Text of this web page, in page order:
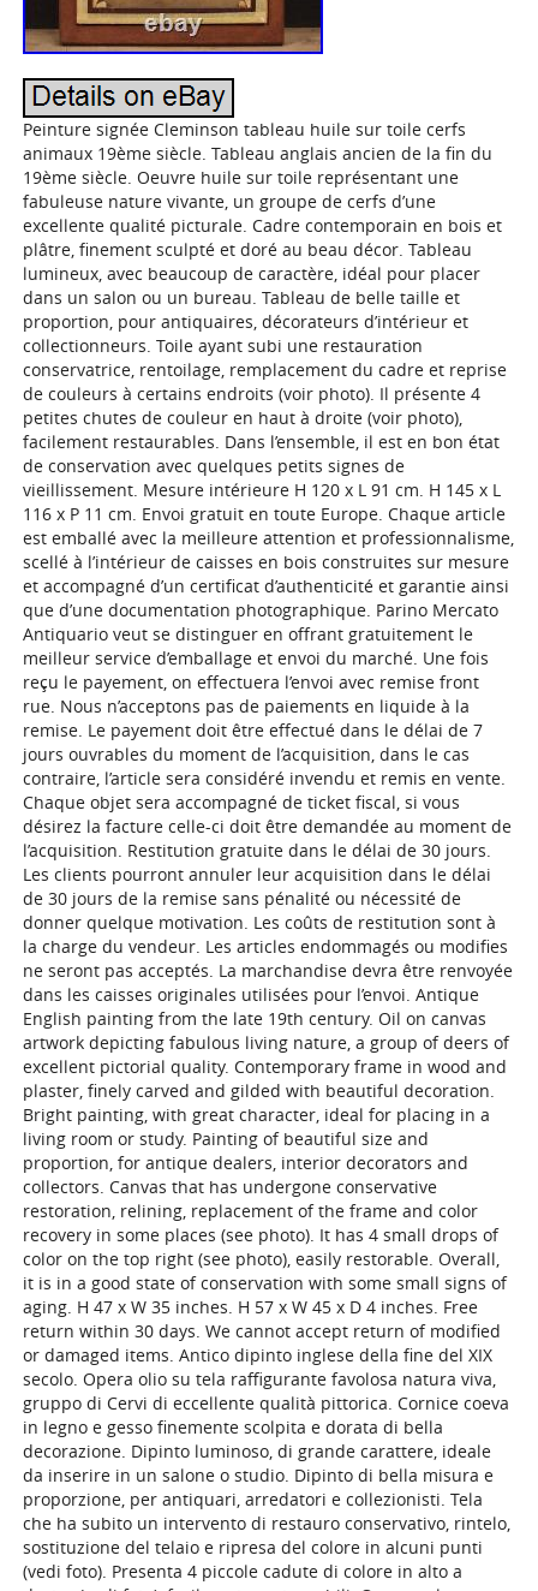
Peinture signée Cleminson tableau huile sur toile cerfs
animaux 19ème siècle. Tableau anglais ancien de la fin du
19ème siècle. Oeuvre huile sur toile représentant une
fabuleuse nature vivante, un groupe de cerfs d’une
excellente qualité picturale. Cadre contemporain en bois et
plâtre, finement sculpté et doré au beau décor. Tableau
lumineux, avec beaucoup de caractère, idéal pour placer
dans un salon ou un bureau. Tableau de belle taille et
proportion, pour antiquaires, décorateurs d’intérieur et
collectionneurs. Toile ayant subi une restauration
conservatrice, rentoilage, remplacement du cadre et reprise
de couleurs à certains endroits (voir photo). Il présente 4
petites chutes de couleur en haut à droite (voir photo),
facilement restaurables. Dans l’ensemble, il est en bon état
de conservation avec quelques petits signes de
vieillissement. Mesure intérieure H 120 x L 91 cm. H 145 x L
116 x P 11 cm. Envoi gratuit en toute Europe. Chaque article
est emballé avec la meilleure attention et professionnalisme,
scellé à l’intérieur de caisses en bois construites sur mesure
et accompagné d’un certificat d’authenticité et garantie ainsi
que d’une documentation photographique. Parino Mercato
Antiquario veut se distinguer en offrant gratuitement le
meilleur service d’emballage et envoi du marché. Une fois
reçu le payement, on effectuera l’envoi avec remise front
rue. Nous n’acceptons pas de paiements en liquide à la
remise. Le payement doit être effectué dans le délai de 7
jours ouvrables du moment de l’acquisition, dans le cas
contraire, l’article sera considéré invendu et remis en vente.
Chaque objet sera accompagné de ticket fiscal, si vous
désirez la facture celle-ci doit être demandée au moment de
l’acquisition. Restitution gratuite dans le délai de 30 jours.
Les clients pourront annuler leur acquisition dans le délai
de 30 jours de la remise sans pénalité ou nécessité de
donner quelque motivation. Les coûts de restitution sont à
la charge du vendeur. Les articles endommagés ou modifies
ne seront pas acceptés. La marchandise devra être renvoyée
dans les caisses originales utilisées pour l’envoi. Antique
English painting from the late 19th century. Oil on canvas
artwork depicting fabulous living nature, a group of deers of
excellent pictorial quality. Contemporary frame in wood and
plaster, finely carved and gilded with beautiful decoration.
Bright painting, with great character, ideal for placing in a
living room or study. Painting of beautiful size and
proportion, for antique dealers, interior decorators and
collectors. Canvas that has undergone conservative
restoration, relining, replacement of the frame and color
recovery in some places (see photo). It has 4 small drops of
color on the top right (see photo), easily restorable. Overall,
it is in a good state of conservation with some small signs of
aging. H 47 x W 35 inches. H 57 x W 45 x D 4 inches. Free
return within 30 days. We cannot accept return of modified
or damaged items. Antico dipinto inglese della fine del XIX
secolo. Opera olio su tela raffigurante favolosa natura viva,
gruppo di Cervi di eccellente qualità pittorica. Cornice coeva
in legno e gesso finemente scolpita e dorata di bella
decorazione. Dipinto luminoso, di grande carattere, ideale
da inserire in un salone o studio. Dipinto di bella misura e
proporzione, per antiquari, arredatori e collezionisti. Tela
che ha subito un intervento di restauro conservativo, rintelo,
sostituzione del telaio e ripresa del colore in alcuni punti
(vedi foto). Presenta 4 piccole cadute di colore in alto a